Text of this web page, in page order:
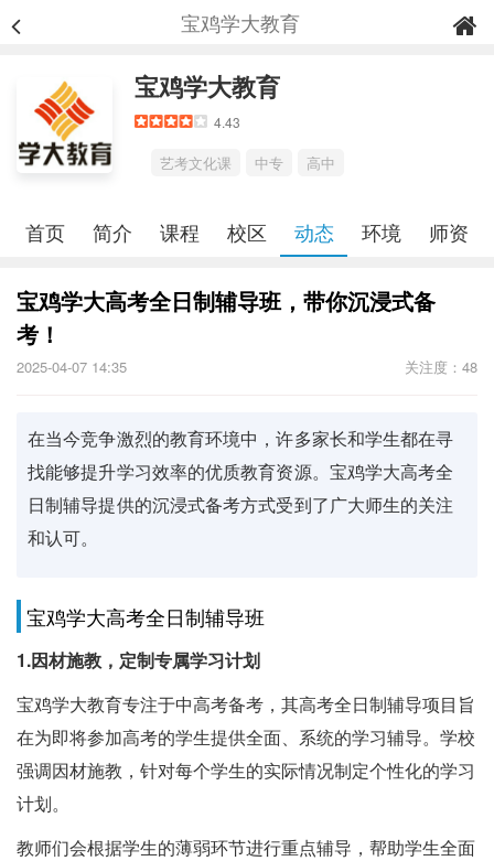
宝鸡学大教育
宝鸡学大教育
4.43
艺考文化课 中专 高中
首页 简介 课程 校区 动态 环境 师资
宝鸡学大高考全日制辅导班，带你沉浸式备
考！
2025-04-07 14:35 关注度：48
在当今竞争激烈的教育环境中，许多家长和学生都在寻
找能够提升学习效率的优质教育资源。宝鸡学大高考全
日制辅导提供的沉浸式备考方式受到了广大师生的关注
和认可。
宝鸡学大高考全日制辅导班
1.因材施教，定制专属学习计划
宝鸡学大教育专注于中高考备考，其高考全日制辅导项目旨
在为即将参加高考的学生提供全面、系统的学习辅导。学校
强调因材施教，针对每个学生的实际情况制定个性化的学习
计划。
教师们会根据学生的薄弱环节进行重点辅导，帮助学生全面